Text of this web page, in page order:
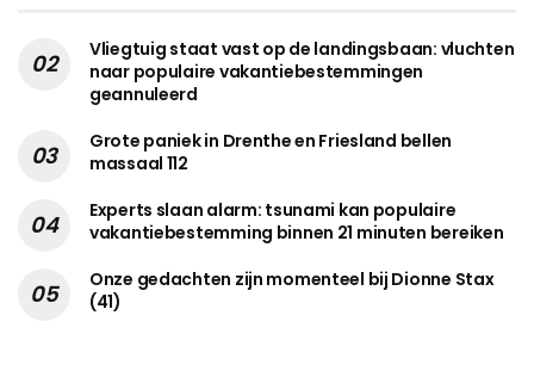
Vliegtuig staat vast op de landingsbaan: vluchten
naar populaire vakantiebestemmingen
geannuleerd
Grote paniek in Drenthe en Friesland bellen
massaal 112
Experts slaan alarm: tsunami kan populaire
vakantiebestemming binnen 21 minuten bereiken
Onze gedachten zijn momenteel bij Dionne Stax
(41)